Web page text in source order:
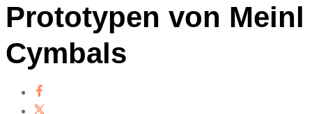
Prototypen von Meinl
Cymbals